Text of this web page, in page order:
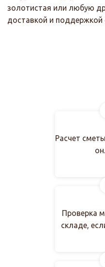
золотистая или любую
доставкой и поддержкой
Расчет
Проверка
складе,